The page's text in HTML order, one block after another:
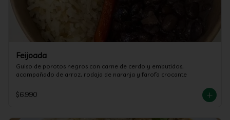
Feijoada
Guiso de porotos negros con carne de cerdo y embutidos,
acompañado de arroz, rodaja de naranja y farofa crocante
$6.990